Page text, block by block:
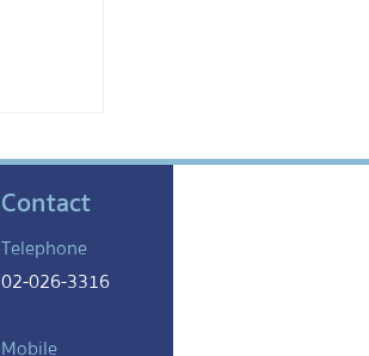
Contact
Telephone
02-026-3316
Mobile